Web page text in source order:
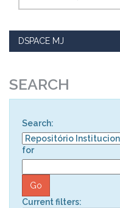
DSPACE MJ
SEARCH
Search:
for
Current filters: